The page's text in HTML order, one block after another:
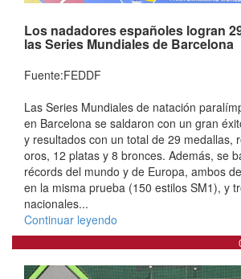
Los nadadores españoles logran
las Series Mundiales de Barcelona
Fuente:FEDDF
Las Series Mundiales de natación
en Barcelona se saldaron con un gran
y resultados con un total de 29 medallas,
oros, 12 platas y 8 bronces. Además, se
récords del mundo y de Europa, ambos
en la misma prueba (150 estilos SM1), y
nacionales...
Continuar leyendo